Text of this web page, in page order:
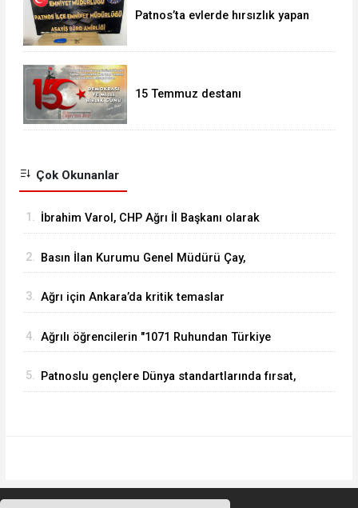
Patnos’ta evlerde hırsızlık yapan
15 Temmuz destanı
Çok Okunanlar
1. İbrahim Varol, CHP Ağrı İl Başkanı olarak
2. Basın İlan Kurumu Genel Müdürü Çay,
3. Ağrı için Ankara’da kritik temaslar
4. Ağrılı öğrencilerin "1071 Ruhundan Türkiye
5. Patnoslu gençlere Dünya standartlarında fırsat,